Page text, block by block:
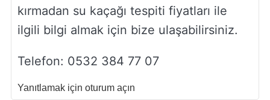
kırmadan su kaçağı tespiti fiyatları ile
ilgili bilgi almak için bize ulaşabilirsiniz.
Telefon: 0532 384 77 07
Yanıtlamak için oturum açın